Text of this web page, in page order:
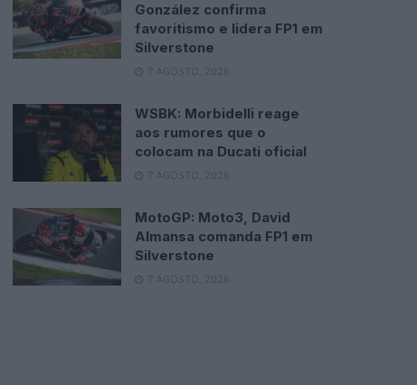
González confirma
favoritismo e lidera FP1 em
Silverstone
7 AGOSTO, 2026
WSBK: Morbidelli reage
aos rumores que o
colocam na Ducati oficial
7 AGOSTO, 2026
MotoGP: Moto3, David
Almansa comanda FP1 em
Silverstone
7 AGOSTO, 2026